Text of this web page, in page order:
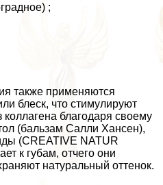
;
также применяются
блеск, что стимулируют
благодаря своему
(бальзам Салли Хансен),
(CREATIVE NATUR
к губам, отчего они
натуральный оттенок.